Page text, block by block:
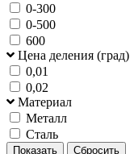
0-300
0-500
600
Цена деления (град)
0,01
0,02
Материал
Металл
Сталь